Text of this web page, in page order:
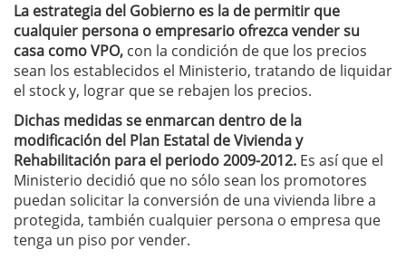
La estrategia del Gobierno es la de permitir que
cualquier persona o empresario ofrezca vender su
casa como VPO, con la condición de que los precios
sean los establecidos el Ministerio, tratando de liquidar
el stock y, lograr que se rebajen los precios.
Dichas medidas se enmarcan dentro de la
modificación del Plan Estatal de Vivienda y
Rehabilitación para el periodo 2009-2012. Es así que el
Ministerio decidió que no sólo sean los promotores
puedan solicitar la conversión de una vivienda libre a
protegida, también cualquier persona o empresa que
tenga un piso por vender.